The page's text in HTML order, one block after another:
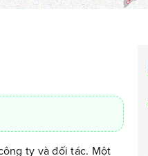
ty và đối tác. Một